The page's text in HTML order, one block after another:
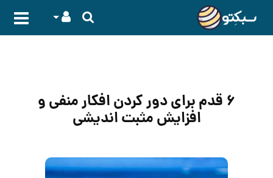
۶ قدم برای دور کردن افکار منفی و
افزایش مثبت اندیشی